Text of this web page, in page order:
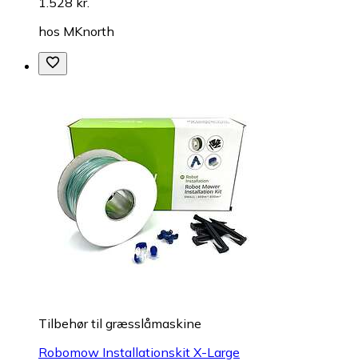
hos MKnorth
Tilbehør til græsslåmaskine
Robomow Installationskit X-Large